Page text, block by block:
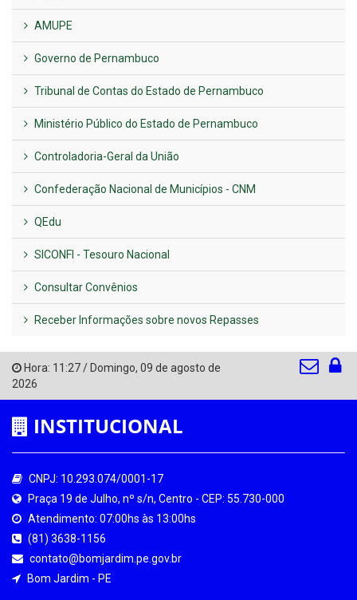
AMUPE
Governo de Pernambuco
Tribunal de Contas do Estado de Pernambuco
Ministério Público do Estado de Pernambuco
Controladoria-Geral da União
Confederação Nacional de Municípios - CNM
QEdu
SICONFI - Tesouro Nacional
Consultar Convênios
Receber Informações sobre novos Repasses
Hora: 11:27/ Domingo, 09 de agosto de
2026
INSTITUCIONAL
CNPJ: 10.293.074/0001-17
Praça 19 de Julho, nº s/n, Centro - CEP: 55.730-000
Atendimento: 07:00hs às 13:00hs
(81) 3638-1156
contato@bomjardim.pe.gov.br
Bom Jardim - PE